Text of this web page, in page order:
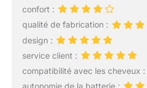
confort :
qualité de fabrication :
design :
service client :
compatibilité avec les cheveux :